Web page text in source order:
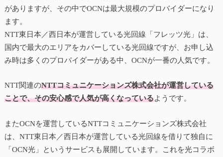
がありますが、その中でOCNは最大規模のプロバイダーになり
ます。
NTT東日本／西日本が運営している光回線「フレッツ光」は、
国内で最大のエリアをカバーしている光回線ですが、お申し込
み時は多くのプロバイダーがある中、OCNが一番の人気です。
NTT関連のNTTコミュニケーションズ株式会社が運営している
ことで、その安心感で人気が高くなっているようです。
またOCNを運営しているNTTコミュニケーションズ株式会社
は、NTT東日本／西日本が運営している光回線を借りて独自に
「OCN光」というサービスも展開しています。これを光コラボ